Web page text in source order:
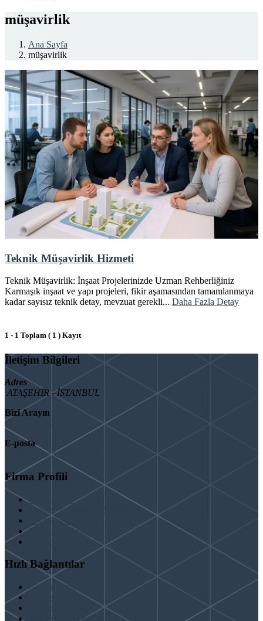
müşavirlik
Ana Sayfa
müşavirlik
Teknik Müşavirlik Hizmeti
Teknik Müşavirlik: İnşaat Projelerinizde Uzman Rehberliğiniz
Karmaşık inşaat ve yapı projeleri, fikir aşamasından tamamlanmaya
kadar sayısız teknik detay, mevzuat gerekli... Daha Fazla Detay
1 - 1 Toplam ( 1 ) Kayıt
İletişim Bilgileri
Adres
ATAŞEHİR - İSTANBUL
Bizi Arayın
E-posta
info@binaguclendir.com
Firma Profili
Hakkımızda
Hizmet Verdiğimiz Bölgeler
Paydaşlarımız
İş Birliği Teklifleri
Şartlar ve Koşullar
Hızlı Bağlantılar
Güçlendirme
Hizmetlerimiz
Test & Analiz & Rapor